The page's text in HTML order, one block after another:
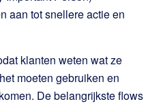
aan tot snellere actie en
klanten weten wat ze
moeten gebruiken en
De belangrijkste flows